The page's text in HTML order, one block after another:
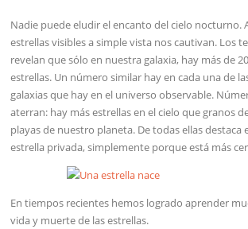
Nadie puede eludir el encanto del cielo nocturno.
estrellas visibles a simple vista nos cautivan. Los
revelan que sólo en nuestra galaxia, hay más de
estrellas. Un número similar hay en cada una de
galaxias que hay en el universo observable.
aterran: hay más estrellas en el cielo que granos
playas de nuestro planeta. De todas ellas destaca
estrella privada, simplemente porque está más
En tiempos recientes hemos logrado aprender
vida y muerte de las estrellas.